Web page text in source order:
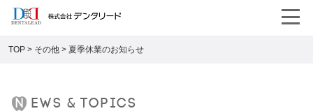
TOP> その他> 夏季休業のお知らせ
news & topics